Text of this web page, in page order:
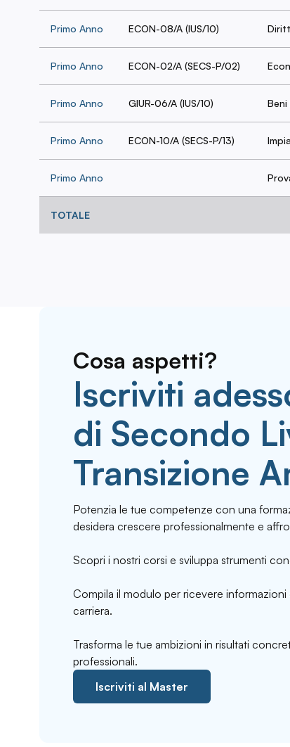
Primo Anno ECON-08/A (IUS/10)
Primo Anno ECON-02/A (SECS-P/02)
Primo Anno GIUR-06/A (IUS/10)
Primo Anno ECON-10/A (SECS-P/13)
Primo Anno
TOTALE
Cosa aspetti?
Iscriviti
di Secondo
Transizione
Potenzia le tue competenze con una
desidera crescere professionalmente e
Scopri i nostri corsi e sviluppa strumenti
Compila il modulo per ricevere
carriera.
Trasforma le tue ambizioni in risultati
professionali.
Iscriviti al Master